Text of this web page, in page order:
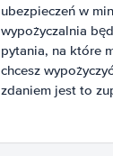
ubezpieczeń w
wypożyczalnia
pytania, na które
chcesz
zdaniem jest to